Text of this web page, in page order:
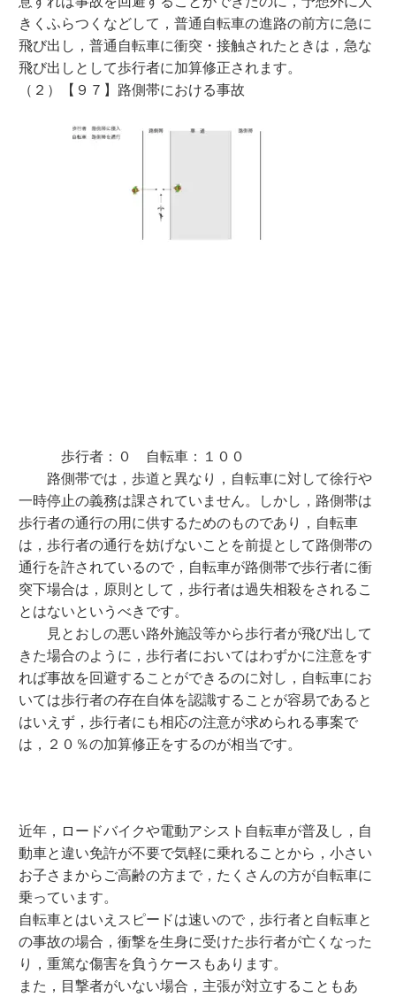
きくふらつくなどして，普通自転車の進路の前方に急に
飛び出し，普通自転車に衝突・接触されたときは，急な
飛び出しとして歩行者に加算修正されます。
（２）【９７】路側帯における事故
歩行者：０ 自転車：１００
路側帯では，歩道と異なり，自転車に対して徐行や
一時停止の義務は課されていません。しかし，路側帯は
歩行者の通行の用に供するためのものであり，自転車
は，歩行者の通行を妨げないことを前提として路側帯の
通行を許されているので，自転車が路側帯で歩行者に衝
突下場合は，原則として，歩行者は過失相殺をされるこ
とはないというべきです。
見とおしの悪い路外施設等から歩行者が飛び出して
きた場合のように，歩行者においてはわずかに注意をす
れば事故を回避することができるのに対し，自転車にお
いては歩行者の存在自体を認識することが容易であると
はいえず，歩行者にも相応の注意が求められる事案で
は，２０％の加算修正をするのが相当です。
近年，ロードバイクや電動アシスト自転車が普及し，自
動車と違い免許が不要で気軽に乗れることから，小さい
お子さまからご高齢の方まで，たくさんの方が自転車に
乗っています。
自転車とはいえスピードは速いので，歩行者と自転車と
の事故の場合，衝撃を生身に受けた歩行者が亡くなった
り，重篤な傷害を負うケースもあります。
また，目撃者がいない場合，主張が対立することもあ